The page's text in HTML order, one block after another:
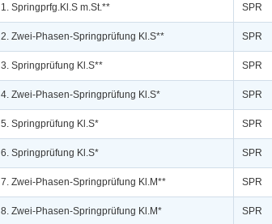
1. Springprfg.Kl.S m.St.** SPR
2. Zwei-Phasen-Springprüfung Kl.S** SPR
3. Springprüfung Kl.S** SPR
4. Zwei-Phasen-Springprüfung Kl.S* SPR
5. Springprüfung Kl.S* SPR
6. Springprüfung Kl.S* SPR
7. Zwei-Phasen-Springprüfung Kl.M** SPR
8. Zwei-Phasen-Springprüfung Kl.M* SPR